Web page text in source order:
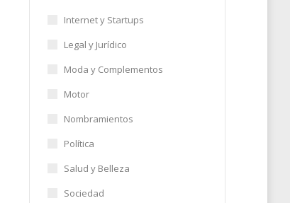
Internet y Startups
Legal y Jurídico
Moda y Complementos
Motor
Nombramientos
Política
Salud y Belleza
Sociedad